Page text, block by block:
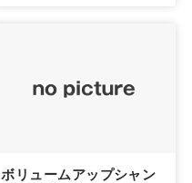
ボリュームアップシャン